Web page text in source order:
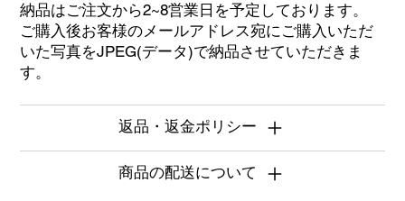
納品はご注文から2~8営業日を予定しております。
ご購入後お客様のメールアドレス宛にご購入いただ
いた写真をJPEG(データ)で納品させていただきま
す。
返品・返金ポリシー
商品の配送について